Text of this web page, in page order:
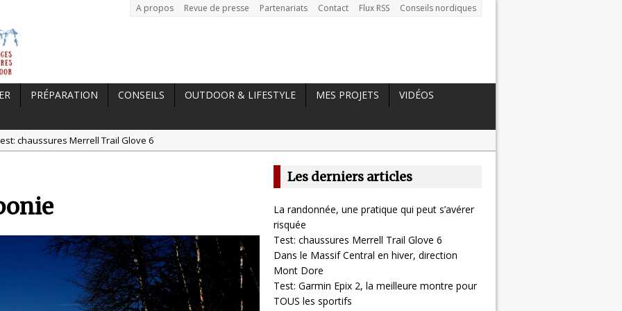
A propos Revue de presse Partenariats Contact Flux RSS Conseils nordiques
PRÉPARATION CONSEILS OUTDOOR & LIFESTYLE MES PROJETS
VIDÉOS
chaussures Merrell Trail Glove 6
chaussures de running Altra Rivera 2
randonnée, une pratique qui peut s’avérer risquée
Les derniers articles
La randonnée, une pratique qui peut s’avérer
risquée
Test: chaussures Merrell Trail Glove 6
Dans le Massif Central en hiver, direction
Mont Dore
Test: Garmin Epix 2, la meilleure montre pour
TOUS les sportifs